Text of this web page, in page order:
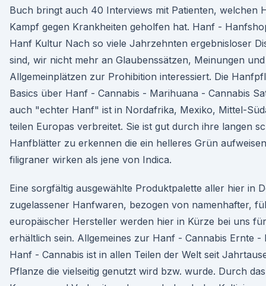
Buch bringt auch 40 Interviews mit Patienten, welchen
Kampf gegen Krankheiten geholfen hat. Hanf -
Hanf Kultur Nach so viele Jahrzehnten ergebnisloser
sind, wir nicht mehr an Glaubenssätzen, Meinungen und
Allgemeinplätzen zur Prohibition interessiert. Die
Basics über Hanf - Cannabis - Marihuana - Cannabis
auch "echter Hanf" ist in Nordafrika, Mexiko, Mittel-
teilen Europas verbreitet. Sie ist gut durch ihre langen
Hanfblätter zu erkennen die ein helleres Grün
filigraner wirken als jene von Indica.
Eine sorgfältig ausgewählte Produktpalette aller hier in
zugelassener Hanfwaren, bezogen von namenhafter,
europäischer Hersteller werden hier in Kürze bei uns
erhältlich sein. Allgemeines zur Hanf - Cannabis Ernte -
Hanf - Cannabis ist in allen Teilen der Welt seit
Pflanze die vielseitig genutzt wird bzw. wurde. Durch